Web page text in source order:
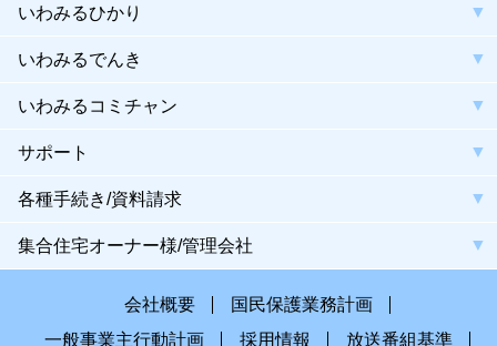
いわみるひかり
いわみるでんき
いわみるコミチャン
サポート
各種手続き/資料請求
集合住宅オーナー様/管理会社
会社概要
国民保護業務計画
一般事業主行動計画
採用情報 放送番組基準